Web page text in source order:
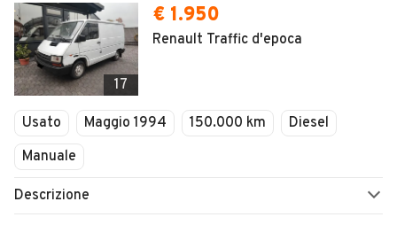
17
€ 1.950
Renault Traffic d'epoca
Usato Maggio 1994 150.000 km
Diesel
Manuale
Descrizione